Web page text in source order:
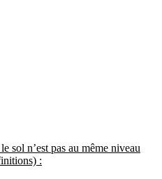
sol n’est pas au même niveau
: